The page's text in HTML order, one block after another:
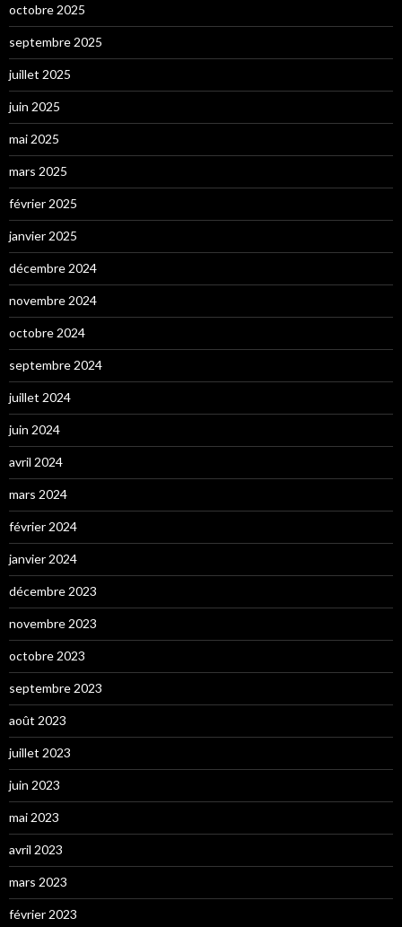
octobre 2025
septembre 2025
juillet 2025
juin 2025
mai 2025
mars 2025
février 2025
janvier 2025
décembre 2024
novembre 2024
octobre 2024
septembre 2024
juillet 2024
juin 2024
avril 2024
mars 2024
février 2024
janvier 2024
décembre 2023
novembre 2023
octobre 2023
septembre 2023
août 2023
juillet 2023
juin 2023
mai 2023
avril 2023
mars 2023
février 2023